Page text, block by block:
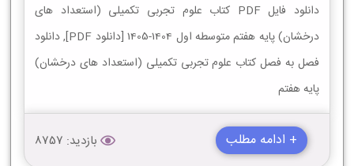
دانلود فایل PDF کتاب علوم تجربی تکمیلی (استعداد های
درخشان) پایه هفتم متوسطه اول 1404-1405 [دانلود PDF], دانلود
فصل به فصل کتاب علوم تجربی تکمیلی (استعداد های درخشان)
پایه هفتم
+ ادامه مطلب بازدید: 8757